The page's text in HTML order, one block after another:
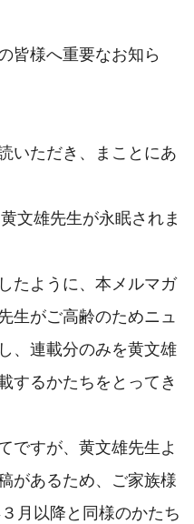
皆様へ重要なお知ら
いただき、まことにあ
文雄先生が永眠されま
たように、本メルマガ
生がご高齢のためニュ
、連載分のみを黄文雄
するかたちをとってき
ですが、黄文雄先生よ
があるため、ご家族様
月以降と同様のかたち